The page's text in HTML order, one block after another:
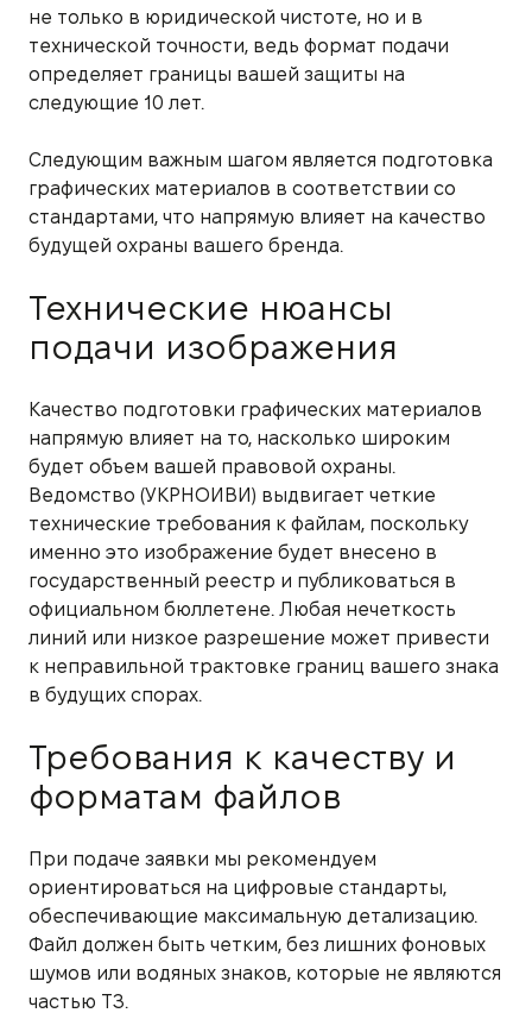
не только в юридической чистоте, но и в
технической точности, ведь формат подачи
определяет границы вашей защиты на
следующие 10 лет.
Следующим важным шагом является подготовка
графических материалов в соответствии со
стандартами, что напрямую влияет на качество
будущей охраны вашего бренда.
Технические нюансы
подачи изображения
Качество подготовки графических материалов
напрямую влияет на то, насколько широким
будет объем вашей правовой охраны.
Ведомство (УКРНОИВИ) выдвигает четкие
технические требования к файлам, поскольку
именно это изображение будет внесено в
государственный реестр и публиковаться в
официальном бюллетене. Любая нечеткость
линий или низкое разрешение может привести
к неправильной трактовке границ вашего знака
в будущих спорах.
Требования к качеству и
форматам файлов
При подаче заявки мы рекомендуем
ориентироваться на цифровые стандарты,
обеспечивающие максимальную детализацию.
Файл должен быть четким, без лишних фоновых
шумов или водяных знаков, которые не являются
частью ТЗ.